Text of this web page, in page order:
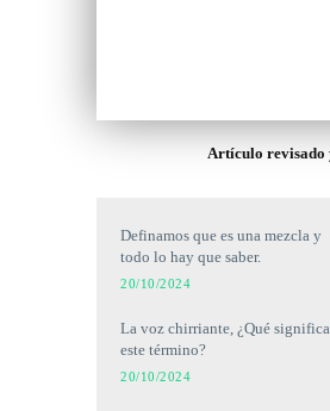
Artículo revisado
Definamos que es una mezcla y
todo lo hay que saber.
20/10/2024
La voz chirriante, ¿Qué significa
este término?
20/10/2024